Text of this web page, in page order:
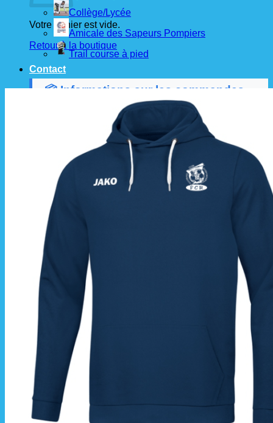
Votre panier est vide.
Retour à la boutique
📦 Informations sur les commandes
Les commandes sont passées
les 1er et 15 de
auprès de nos fournisseurs.
À partir de ces dates, le
délai de livraison est
d'environ 3 semaines
La livraison est effectuée
La commande est à récupérer auprès du
référent des équipements du club
Collège/Lycée
Amicale des Sapeurs Pompiers
Trail course à pied
Contact